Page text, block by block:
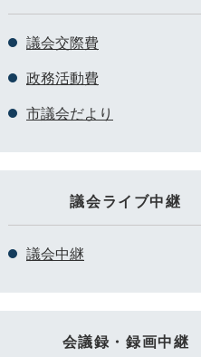
議会交際費
政務活動費
市議会だより
議会ライブ中継
議会中継
会議録・録画中継